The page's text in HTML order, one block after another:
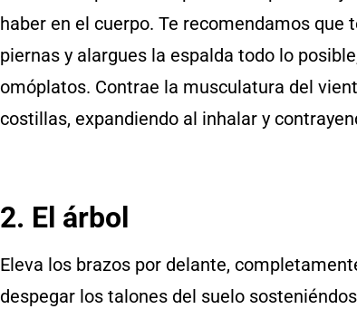
haber en el cuerpo. Te recomendamos
piernas y alargues la espalda todo lo
omóplatos. Contrae la musculatura del
costillas, expandiendo al inhalar y
2. El árbol
Eleva los brazos por delante,
despegar los talones del suelo